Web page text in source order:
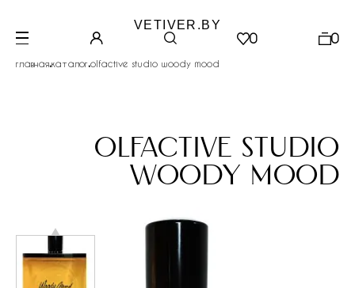
VETIVER.BY
0 0
главная.каталог.olfactive studio woody mood
olfactive studio
woody mood